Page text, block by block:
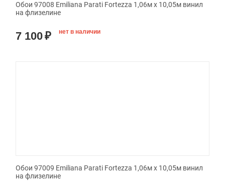
Обои 97008 Emiliana Parati Fortezza 1,06м х 10,05м винил
на флизелине
7 100₽ нет в наличии
Обои 97009 Emiliana Parati Fortezza 1,06м х 10,05м винил
на флизелине